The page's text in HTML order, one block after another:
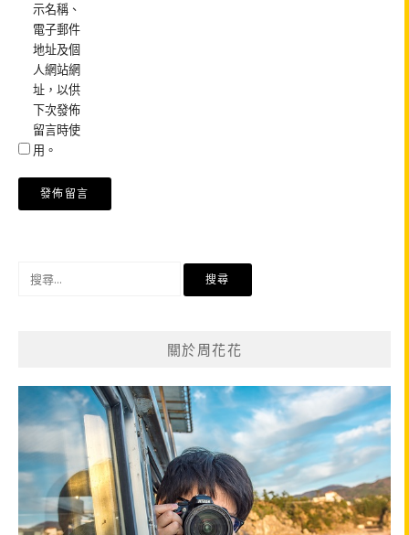
示名稱、
電子郵件
地址及個
人網站網
址，以供
下次發佈
留言時使
用。
關於周花花